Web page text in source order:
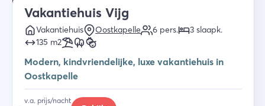
Vakantiehuis Vijg
Vakantiehuis Oostkapelle 6 pers. 3 slaapk.
135 m2
Modern, kindvriendelijke, luxe vakantiehuis in
Oostkapelle
v.a. prijs/nacht